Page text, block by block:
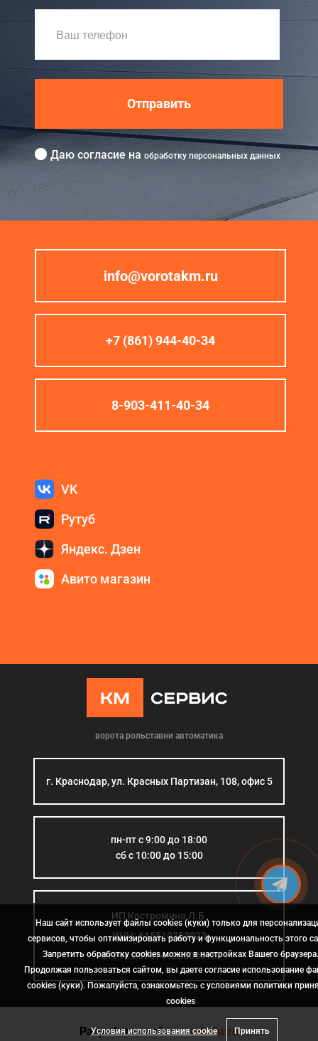
Отправить
Даю согласие на обработку персональных данных
info@vorotakm.ru
+7 (861) 944-40-34
8-903-411-40-34
VK
Рутуб
Яндекс. Дзен
Авито магазин
ворота рольставни автоматика
г. Краснодар, ул. Красных Партизан, 108, офис 5
пн-пт с 9:00 до 18:00
сб с 10:00 до 15:00
ИП Костромина Л.Б.
ИНН: 615510383923
ОГРН: 307614126000015
Разработка сайта- web-2a.ru
Наш сайт использует файлы cookies (куки) только для
сервисов, чтобы оптимизировать работу и функциональность этого
Запретить обработку cookies можно в настройках Вашего браузера.
Продолжая пользоваться сайтом, вы даете согласие использование
cookies (куки). Пожалуйста, ознакомьтесь с условиями политики
сookies
Условия использования cookie Принять